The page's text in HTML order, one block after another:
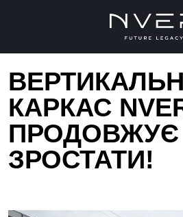
КАРКАС
ПРОДОВЖУЄ
ЗРОСТАТИ!